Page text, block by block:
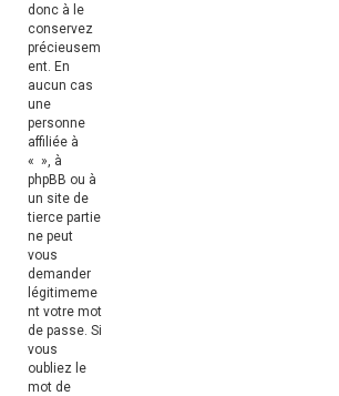
donc à le
conservez
précieusem
ent. En
aucun cas
une
personne
affiliée à
« », à
phpBB ou à
un site de
tierce partie
ne peut
vous
demander
légitimeme
nt votre mot
de passe. Si
vous
oubliez le
mot de